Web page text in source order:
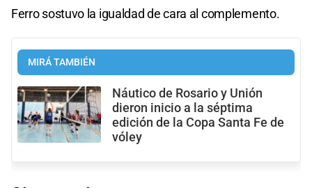
Ferro sostuvo la igualdad de cara al complemento.
MIRÁ TAMBIÉN
Náutico de Rosario y Unión
dieron inicio a la séptima
edición de la Copa Santa Fe de
vóley